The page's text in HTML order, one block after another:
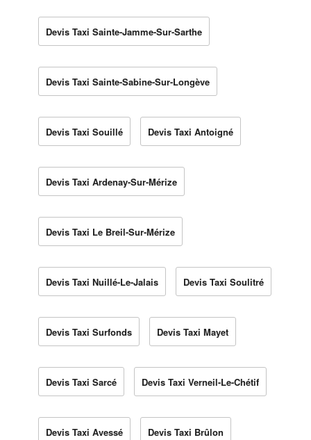
Devis Taxi Sainte-Jamme-Sur-Sarthe
Devis Taxi Sainte-Sabine-Sur-Longève
Devis Taxi Souillé Devis Taxi Antoigné
Devis Taxi Ardenay-Sur-Mérize
Devis Taxi Le Breil-Sur-Mérize
Devis Taxi Nuillé-Le-Jalais Devis Taxi Soulitré
Devis Taxi Surfonds Devis Taxi Mayet
Devis Taxi Sarcé Devis Taxi Verneil-Le-Chétif
Devis Taxi Avessé Devis Taxi Brûlon